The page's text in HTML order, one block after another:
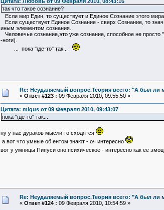
так что такое сознание?
Если мир Един, то существует и Единое Сознание этого
Если существует Единое Сознание - сверх Сознание, то
иным элементом сознания.
Человечье сознание,это уже сознание, способное не
-ноги).
... пока "где-то" так...
Re: Неудаляемый вопрос.Теория всего: "А был ли
« Ответ #123 : 09 Февраля 2010, 09:55:50 »
Цитата: migus от 09 Февраля 2010, 09:43:07
пока "где-то" так...
ну у нас дураков мысли то сходятся
а вот что умные об ентом знают - оч интересно
вот у умницы Пипуси оно психическое - интересно как ее
Re: Неудаляемый вопрос.Теория всего: "А был ли
« Ответ #124 : 09 Февраля 2010, 10:54:59 »